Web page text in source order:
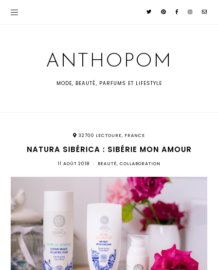
ANTHOPOM
MODE, BEAUTÉ, PARFUMS ET LIFESTYLE
32700 LECTOURE, FRANCE
NATURA SIBÉRICA : SIBÉRIE MON AMOUR
11 AOÛT 2018 • BEAUTÉ, COLLABORATION